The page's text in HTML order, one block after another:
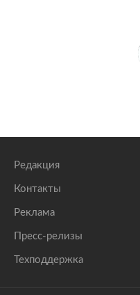
Редакция
Контакты
Реклама
Пресс-релизы
Техподдержка